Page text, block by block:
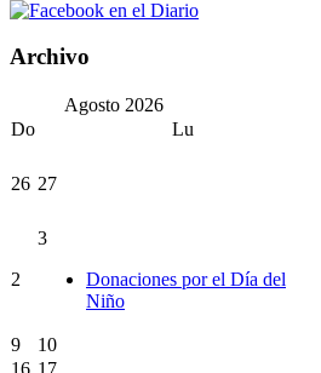
Archivo
Agosto 2026
Do
Lu
26 27
2
3
Donaciones por el Día del
Niño
9 10
16 17